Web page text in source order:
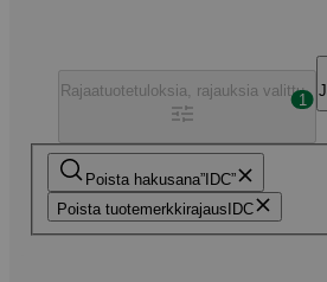
Poista hakusana
IDC
Poista tuotemerkkirajaus IDC
Rajaatuotetuloksia, rajauksia valittu
1